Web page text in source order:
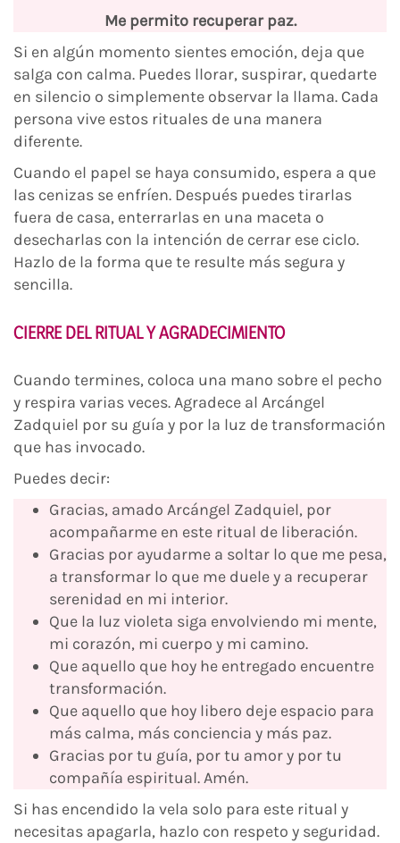
Me permito recuperar paz.
Si en algún momento sientes emoción, deja que
salga con calma. Puedes llorar, suspirar, quedarte
en silencio o simplemente observar la llama. Cada
persona vive estos rituales de una manera
diferente.
Cuando el papel se haya consumido, espera a que
las cenizas se enfríen. Después puedes tirarlas
fuera de casa, enterrarlas en una maceta o
desecharlas con la intención de cerrar ese ciclo.
Hazlo de la forma que te resulte más segura y
sencilla.
CIERRE DEL RITUAL Y AGRADECIMIENTO
Cuando termines, coloca una mano sobre el pecho
y respira varias veces. Agradece al Arcángel
Zadquiel por su guía y por la luz de transformación
que has invocado.
Puedes decir:
Gracias, amado Arcángel Zadquiel, por
acompañarme en este ritual de liberación.
Gracias por ayudarme a soltar lo que me pesa,
a transformar lo que me duele y a recuperar
serenidad en mi interior.
Que la luz violeta siga envolviendo mi mente,
mi corazón, mi cuerpo y mi camino.
Que aquello que hoy he entregado encuentre
transformación.
Que aquello que hoy libero deje espacio para
más calma, más conciencia y más paz.
Gracias por tu guía, por tu amor y por tu
compañía espiritual. Amén.
Si has encendido la vela solo para este ritual y
necesitas apagarla, hazlo con respeto y seguridad.